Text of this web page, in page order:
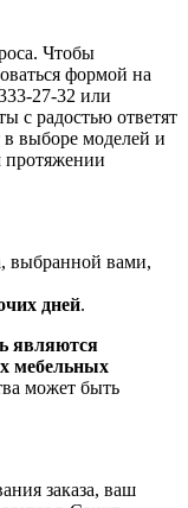
Чтобы
формой на
27-32 или
с радостью ответят
выборе моделей и
протяжении
выбранной вами,
дней.
являются
мебельных
может быть
заказа, ваш